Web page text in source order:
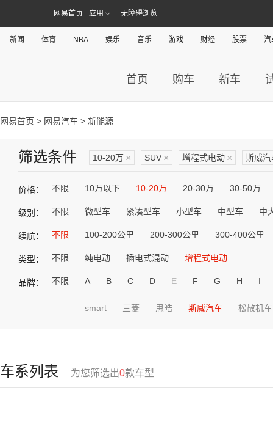
网易首页 应用 无障碍浏览
新闻 体育 NBA 娱乐 音乐 游戏 财经 股票 汽
首页 购车 新车
网易首页 > 网易汽车 > 新能源
筛选条件 10-20万 × SUV × 增程式电动 × 斯威汽
价格： 不限 10万以下 10-20万 20-30万 30-50万
级别： 不限 微型车 紧凑型车 小型车 中型车 中
续航： 不限 100-200公里 200-300公里 300-400公里
类型： 不限 纯电动 插电式混动 增程式电动
品牌： 不限 A B C D E F G H I
smart 三菱 思皓 斯威汽车 松散机车
车系列表 为您筛选出0款车型